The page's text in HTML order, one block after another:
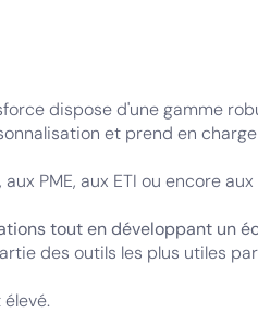
dispose d'une gamme
et prend en
PME, aux ETI ou encore
tout en développant un
des outils les plus utiles